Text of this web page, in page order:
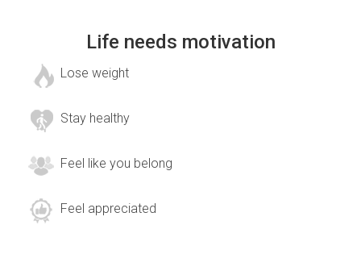
Life needs motivation
Lose weight
Stay healthy
Feel like you belong
Feel appreciated